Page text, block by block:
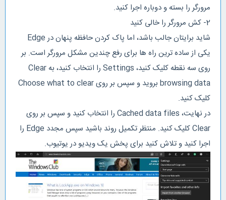
مرورگر را بسته و دوباره اجرا کنید.
2- کش مرورگر را خالی کنید
شاید برایتان جالب باشد، اما پاک کردن حافظه پنهان در Edge
یکی از ساده ترین راه ها برای رفع چندین مشکل مرورگر است. بر
روی سه نقطه کلیک کنید، Settings را انتخاب کنید، به Clear
browsing data بروید و سپس بر روی Choose what to clear
کلیک کنید.
در نهایت، Cached data files را انتخاب کنید و سپس بر روی
Clear کلیک کنید. منتظر تکمیل روند باشید سپس مجدد Edge را
اجرا کنید و تلاش کنید برای پخش یک ویدیو در یوتیوب.